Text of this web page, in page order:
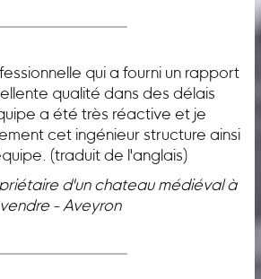
qui a fourni un rapport
qualité dans des délais
a été très réactive et je
cet ingénieur structure ainsi
(traduit de l'anglais)
d'un chateau médiéval à
vendre - Aveyron